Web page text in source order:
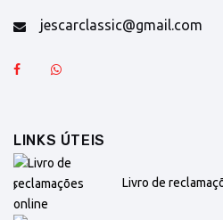
jescarclassic@gmail.com
LINKS ÚTEIS
Livro de